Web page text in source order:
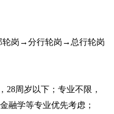
岗→分行轮岗→总行轮岗
周岁以下；专业不限，
融学等专业优先考虑；